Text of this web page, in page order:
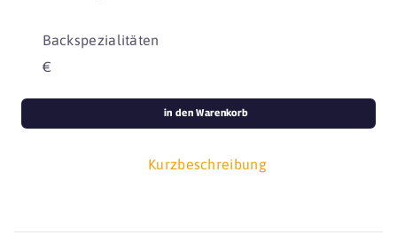
Backspezialitäten
€
Kurzbeschreibung
in den Warenkorb